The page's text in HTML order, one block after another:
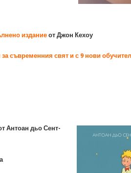
изданиеот Джон Кехоу
за съвременния свят и с 9 нови
Антоан дьо Сент-